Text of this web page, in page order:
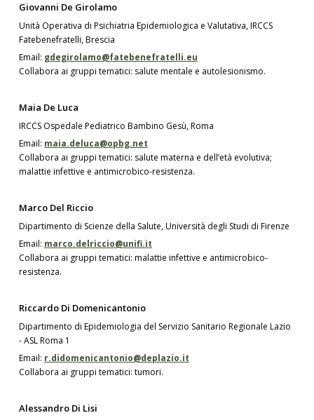
Giovanni De Girolamo
Unità Operativa di Psichiatria Epidemiologica e Valutativa, IRCCS
Fatebenefratelli, Brescia
Email: gdegirolamo@fatebenefratelli.eu
Collabora ai gruppi tematici: salute mentale e autolesionismo.
Maia De Luca
IRCCS Ospedale Pediatrico Bambino Gesù, Roma
Email: maia.deluca@opbg.net
Collabora ai gruppi tematici: salute materna e dell’età evolutiva;
malattie infettive e antimicrobico-resistenza.
Marco Del Riccio
Dipartimento di Scienze della Salute, Università degli Studi di Firenze
Email: marco.delriccio@unifi.it
Collabora ai gruppi tematici: malattie infettive e antimicrobico-
resistenza.
Riccardo Di Domenicantonio
Dipartimento di Epidemiologia del Servizio Sanitario Regionale Lazio
- ASL Roma 1
Email: r.didomenicantonio@deplazio.it
Collabora ai gruppi tematici: tumori.
Alessandro Di Lisi